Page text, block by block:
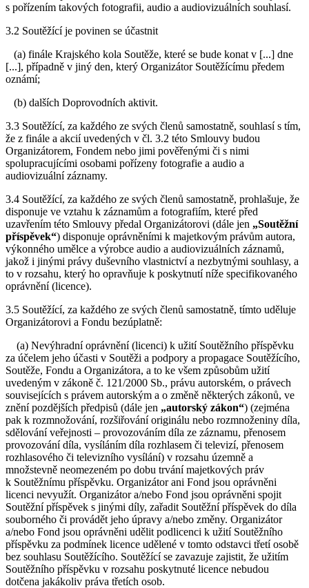
s pořízením takových fotografii, audio a audiovizuálních souhlasí.
3.2 Soutěžící je povinen se účastnit
(a) finále Krajského kola Soutěže, které se bude konat v [...] dne
[...], případně v jiný den, který Organizátor Soutěžícímu předem
oznámí;
(b) dalších Doprovodních aktivit.
3.3 Soutěžící, za každého ze svých členů samostatně, souhlasí s tím,
že z finále a akcií uvedených v čl. 3.2 této Smlouvy budou
Organizátorem, Fondem nebo jimi pověřenými či s nimi
spolupracujícími osobami pořízeny fotografie a audio a
audiovizuální záznamy.
3.4 Soutěžící, za každého ze svých členů samostatně, prohlašuje, že
disponuje ve vztahu k záznamům a fotografiím, které před
uzavřením této Smlouvy předal Organizátorovi (dále jen „Soutěžní
příspěvek“) disponuje oprávněními k majetkovým právům autora,
výkonného umělce a výrobce audio a audiovizuálních záznamů,
jakož i jinými právy duševního vlastnictví a nezbytnými souhlasy, a
to v rozsahu, který ho opravňuje k poskytnutí níže specifikovaného
oprávnění (licence).
3.5 Soutěžící, za každého ze svých členů samostatně, tímto uděluje
Organizátorovi a Fondu bezúplatně:
(a) Nevýhradní oprávnění (licenci) k užití Soutěžního příspěvku
za účelem jeho účasti v Soutěži a podpory a propagace Soutěžícího,
Soutěže, Fondu a Organizátora, a to ke všem způsobům užití
uvedeným v zákoně č. 121/2000 Sb., právu autorském, o právech
souvisejících s právem autorským a o změně některých zákonů, ve
znění pozdějších předpisů (dále jen „autorský zákon“) (zejména
pak k rozmnožování, rozšiřování originálu nebo rozmnoženiny díla,
sdělování veřejnosti – provozováním díla ze záznamu, přenosem
provozování díla, vysíláním díla rozhlasem či televizí, přenosem
rozhlasového či televizního vysílání) v rozsahu územně a
množstevně neomezeném po dobu trvání majetkových práv
k Soutěžnímu příspěvku. Organizátor ani Fond jsou oprávněni
licenci nevyužít. Organizátor a/nebo Fond jsou oprávněni spojit
Soutěžní příspěvek s jinými díly, zařadit Soutěžní příspěvek do díla
souborného či provádět jeho úpravy a/nebo změny. Organizátor
a/nebo Fond jsou oprávněni udělit podlicenci k užití Soutěžního
příspěvku za podmínek licence udělené v tomto odstavci třetí osobě
bez souhlasu Soutěžícího. Soutěžící se zavazuje zajistit, že užitím
Soutěžního příspěvku v rozsahu poskytnuté licence nebudou
dotčena jakákoliv práva třetích osob.